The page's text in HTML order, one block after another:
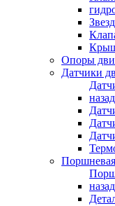
Опоры
Датчики
назад
назад